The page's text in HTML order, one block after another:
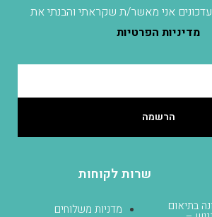
שרות לקוחות
מדניות משלוחים בתיאום
אני מאשר/ת שקראתי והבנתי את
מדיניות הפרטיות
הרשמה